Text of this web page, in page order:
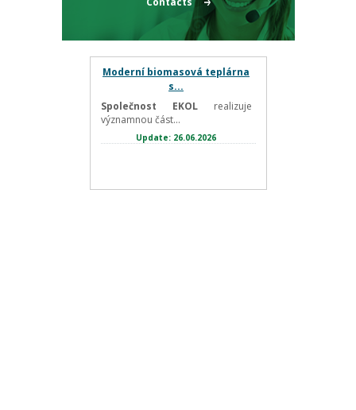
Moderní biomasová teplárna
s...
Společnost EKOLrealizuje
významnou část...
Update: 26.06.2026